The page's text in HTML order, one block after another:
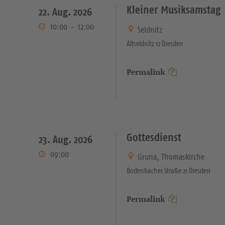
22. Aug. 2026
10:00 - 12:00
Kleiner Musiksamstag
Seidnitz
Altseidnitz 12 Dresden
Permalink
23. Aug. 2026
09:00
Gottesdienst
Gruna, Thomaskirche
Bodenbacher Straße 21 Dresden
Permalink